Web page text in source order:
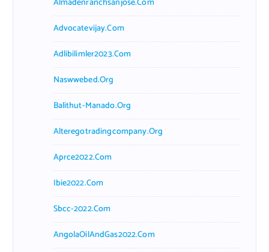
Advocatevijay.com
Adlibilimler2023.com
Naswwebed.org
Balithut-Manado.org
Alteregotradingcompany.org
Aprce2022.com
Ibie2022.com
Sbcc-2022.com
AngolaOilAndGas2022.com